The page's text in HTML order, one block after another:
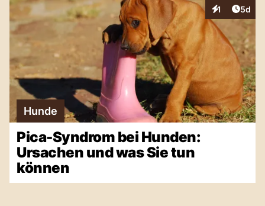
1
Interaktionen
5d
Hunde
Pica-Syndrom bei Hunden:
Ursachen und was Sie tun
können